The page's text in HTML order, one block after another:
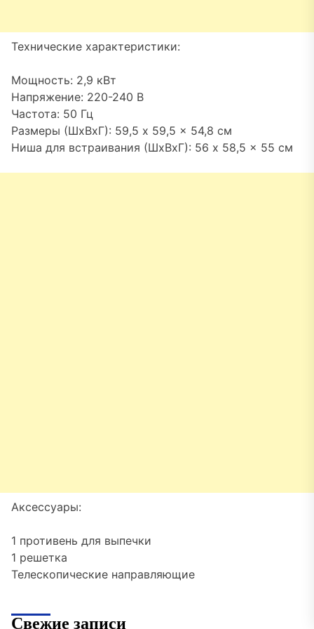
Технические характеристики:
Мощность: 2,9 кВт
Напряжение: 220-240 В
Частота: 50 Гц
Размеры (ШхВхГ): 59,5 x 59,5 x 54,8 см
Ниша для встраивания (ШхВхГ): 56 x 58,5 x 55 см
Аксессуары:
1 противень для выпечки
1 решетка
Телескопические направляющие
Свежие записи